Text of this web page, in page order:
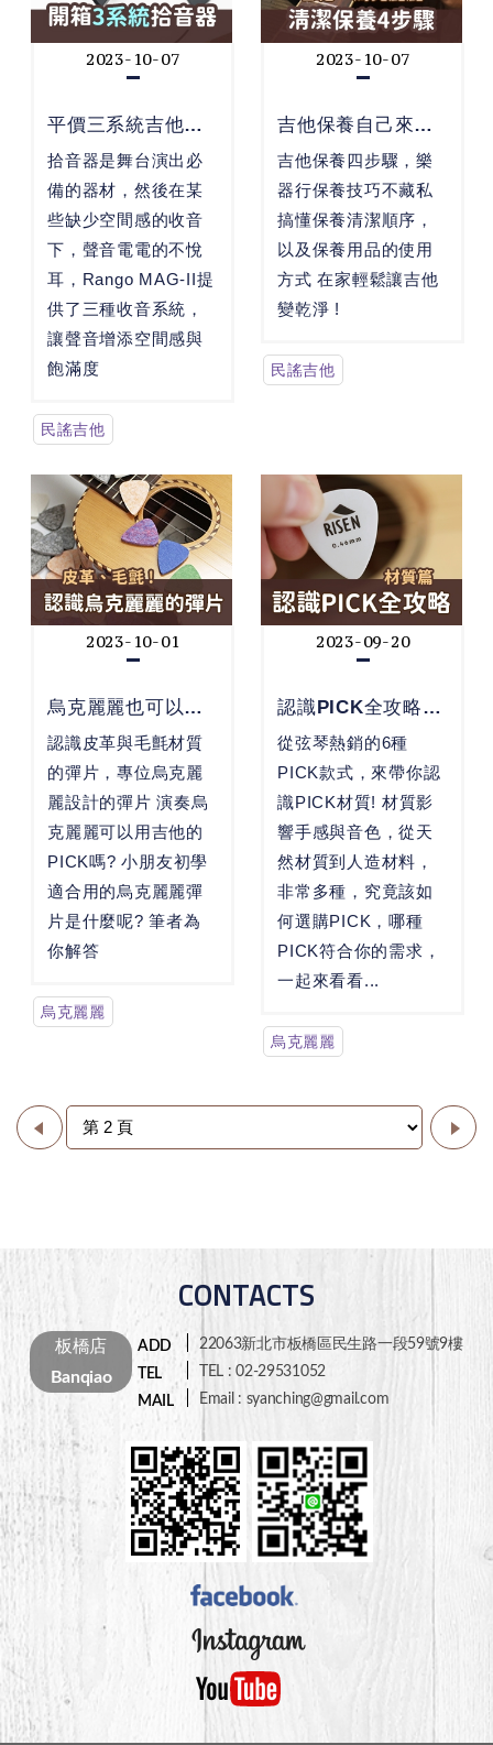
2023-10-07
平價三系統吉他拾
音器開箱紀錄...
拾音器是舞台演出必
備的器材，然後在某
些缺少空間感的收音
下，聲音電電的不悅
耳，Rango MAG-II提
供了三種收音系統，
讓聲音增添空間感與
飽滿度
民謠吉他
2023-10-07
吉他保養自己來！
吉他店保養步...
吉他保養四步驟，樂
器行保養技巧不藏私
搞懂保養清潔順序，
以及保養用品的使用
方式 在家輕鬆讓吉他
變乾淨 !
民謠吉他
2023-10-01
烏克麗麗也可以用
Pick?
認識皮革與毛氈材質
的彈片，專位烏克麗
麗設計的彈片 演奏烏
克麗麗可以用吉他的
PICK嗎? 小朋友初學
適合用的烏克麗麗彈
片是什麼呢? 筆者為
你解答
烏克麗麗
2023-09-20
認識PICK全攻略 -
材質篇
從弦琴熱銷的6種
PICK款式，來帶你認
識PICK材質! 材質影
響手感與音色，從天
然材質到人造材料，
非常多種，究竟該如
何選購PICK，哪種
PICK符合你的需求，
一起來看看...
烏克麗麗
＜ ＞
CONTACTS
板橋店
Banqiao
22063新北市板橋區民生路一段59號9樓
TEL : 02-29531052
Email : syanching@gmail.com